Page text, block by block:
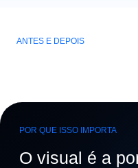
ANTES E DEPOIS
POR QUE ISSO IMPORTA
O visual é a